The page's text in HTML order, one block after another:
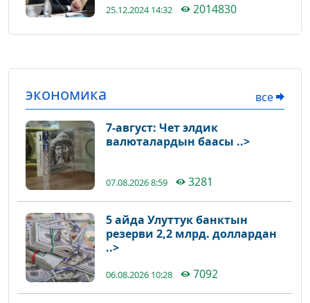
25.12.2024 14:32 2014830
экономика
все
7-август: Чет элдик
валюталардын баасы ..>
07.08.2026 8:59 3281
5 айда Улуттук банктын
резерви 2,2 млрд. доллардан
..>
06.08.2026 10:28 7092